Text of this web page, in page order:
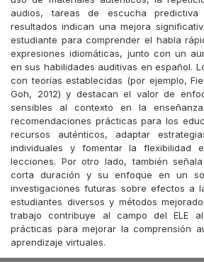
audios, tareas de escucha
resultados indican una mejora
estudiante para comprender el habla
expresiones idiomáticas, junto con un
en sus habilidades auditivas en español.
con teorías establecidas (por ejemplo,
Goh, 2012) y destacan el valor de
sensibles al contexto en la
recomendaciones prácticas para los
recursos auténticos, adaptar
individuales y fomentar la flexibilidad
lecciones. Por otro lado, también
corta duración y su enfoque en un
investigaciones futuras sobre efectos a
estudiantes diversos y métodos
trabajo contribuye al campo del ELE
prácticas para mejorar la comprensión
aprendizaje virtuales.